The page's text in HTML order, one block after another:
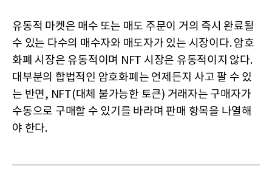
유동적 마켓은 매수 또는 매도 주문이 거의 즉시 완료될
수 있는 다수의 매수자와 매도자가 있는 시장이다. 암호
화폐 시장은 유동적이며 NFT 시장은 유동적이지 않다.
대부분의 합법적인 암호화폐는 언제든지 사고 팔 수 있
는 반면, NFT(대체 불가능한 토큰) 거래자는 구매자가
수동으로 구매할 수 있기를 바라며 판매 항목을 나열해
야 한다.